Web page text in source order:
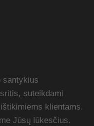
santykius
suteikdami
klientams.
Jūsų lūkesčius.